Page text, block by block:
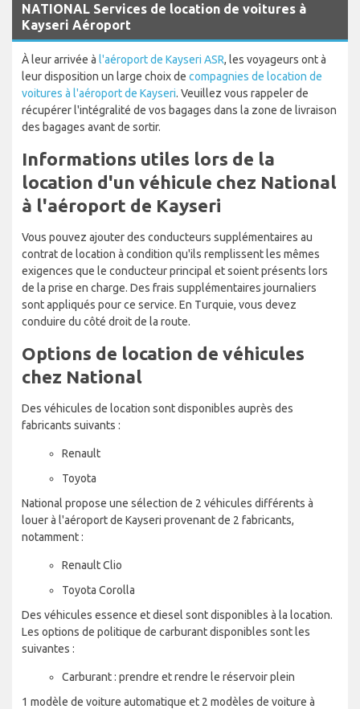
NATIONAL Services de location de voitures à
Kayseri Aéroport
À leur arrivée à l'aéroport de Kayseri ASR, les voyageurs ont à
leur disposition un large choix de compagnies de location de
voitures à l'aéroport de Kayseri. Veuillez vous rappeler de
récupérer l'intégralité de vos bagages dans la zone de livraison
des bagages avant de sortir.
Informations utiles lors de la
location d'un véhicule chez National
à l'aéroport de Kayseri
Vous pouvez ajouter des conducteurs supplémentaires au
contrat de location à condition qu'ils remplissent les mêmes
exigences que le conducteur principal et soient présents lors
de la prise en charge. Des frais supplémentaires journaliers
sont appliqués pour ce service. En Turquie, vous devez
conduire du côté droit de la route.
Options de location de véhicules
chez National
Des véhicules de location sont disponibles auprès des
fabricants suivants :
Renault
Toyota
National propose une sélection de 2 véhicules différents à
louer à l'aéroport de Kayseri provenant de 2 fabricants,
notamment :
Renault Clio
Toyota Corolla
Des véhicules essence et diesel sont disponibles à la location.
Les options de politique de carburant disponibles sont les
suivantes :
Carburant : prendre et rendre le réservoir plein
1 modèle de voiture automatique et 2 modèles de voiture à